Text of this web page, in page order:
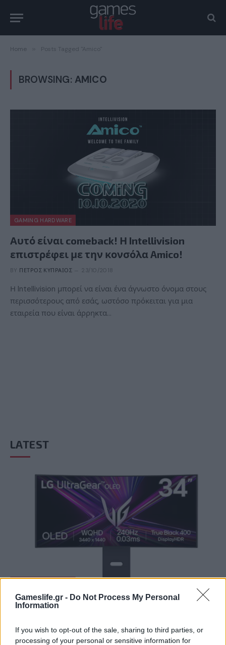
Gameslife.gr - Do Not Process My Personal
Information
If you wish to opt-out of the sale, sharing to third parties, or
processing of your personal or sensitive information for
Home Posts Tagged "Amico"
BROWSING: AMICO
GAMING HARDWARE
Αυτό είναι comeback! Η Intellivision
επιστρέφει με την κονσόλα Amico!
BY ΠΈΤΡΟΣ ΚΥΠΡΑΊΟΣ 23/10/2018
Η Intellivision μπορεί να είναι ένα άγνωστο όνομα στους
περισσότερους από εσάς, ωστόσο πρόκειται για μια
εταιρεία που είναι άρρηκτα…
LATEST
Summer Mode ON! Η LG μετατρέπει κάθε
BY ΠΈΤΡΟΣ ΚΥΠΡΑΊΟΣ 06/08/2026